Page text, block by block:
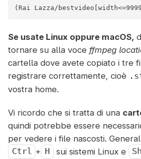
(Rai Lazza/
Se usate Linux oppure macOS,
tornare su alla voce ffmpeg
cartella dove avete copiato i tre
registrare correttamente, cioè
vostra home.
Vi ricordo che si tratta di una
quindi potrebbe essere
per vedere i file nascosti.
Ctrl + H sui sistemi Linux e